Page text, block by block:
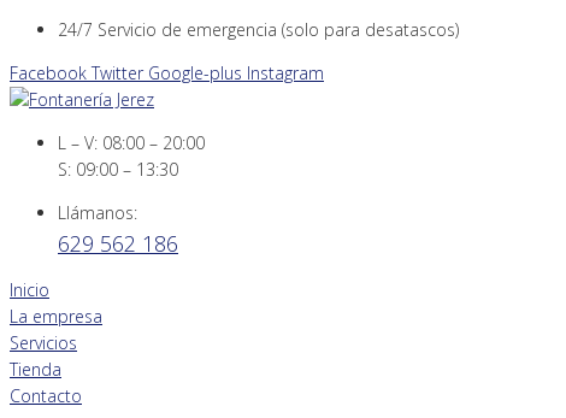
Skip
content
24/7 Servicio de emergencia (solo para desatascos)
Facebook Twitter Google-plus Instagram
L – V: 08:00 – 20:00
S: 09:00 – 13:30
Llámanos:
629 562 186
Inicio
La empresa
Servicios
Tienda
Contacto